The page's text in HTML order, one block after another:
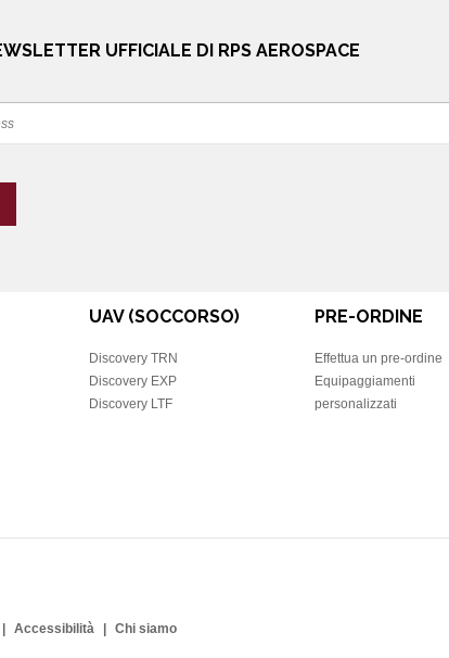
UFFICIALE DI RPS AEROSPACE
UAV (SOCCORSO)
Discovery TRN
Discovery EXP
Discovery LTF
PRE-ORDINE
Effettua un pre-ordine
Equipaggiamenti
personalizzati
Accessibilità Chi siamo